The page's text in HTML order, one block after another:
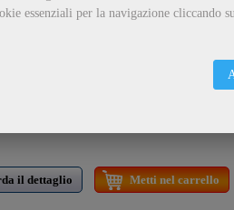
essenziali per la navigazione cliccando
il dettaglio Metti nel carrello